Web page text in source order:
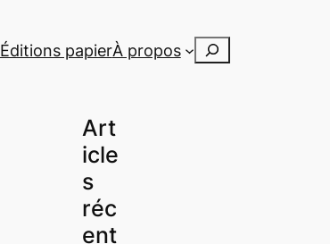
Éditions papierÀ propos Rechercher
Art
icle
s
réc
ent